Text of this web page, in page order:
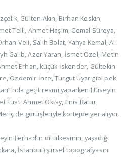
Gülten Akın, Birhan Keskin,
Telli, Ahmet Haşim, Cemal Süreya,
Veli, Salih Bolat, Yahya Kemal, Ali
Galib, Azer Yaran, İsmet Özel, Metin
Erhan, küçük İskender, Gültekin
Özdemir İnce, Turgut Uyar gibi pek
nda geçit resmi yaparken Hüseyin
Fuat, Ahmet Oktay, Enis Batur,
de görüşleriyle kortejde yer alıyor.
Ferhad’ın dil ülkesinin, yaşadığı
İstanbul) şiirsel topografyasını